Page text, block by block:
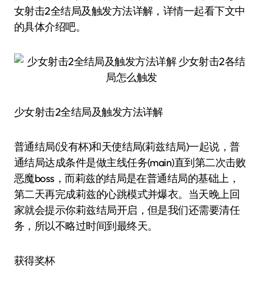
女射击2全结局及触发方法详解，详情一起看下文中
的具体介绍吧。
少女射击2全结局及触发方法详解
普通结局(没有杯)和天使结局(莉兹结局)一起说，普
通结局达成条件是做主线任务(main)直到第二次击败
恶魔boss，而莉兹的结局是在普通结局的基础上，
第二天再完成莉兹的心跳模式并爆衣。当天晚上回
家就会提示你莉兹结局开启，但是我们还需要清任
务，所以不略过时间到最终天。
获得奖杯